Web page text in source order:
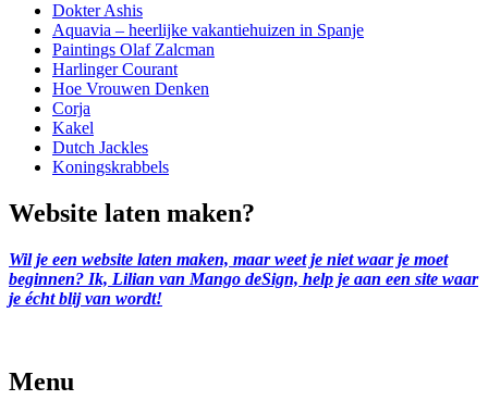
Dokter Ashis
Aquavia – heerlijke vakantiehuizen in Spanje
Paintings Olaf Zalcman
Harlinger Courant
Hoe Vrouwen Denken
Corja
Kakel
Dutch Jackles
Koningskrabbels
Website laten maken?
Wil je een website laten maken, maar weet je niet waar je moet
beginnen? Ik, Lilian van Mango deSign, help je aan een site waar
je écht blij van wordt!
Menu